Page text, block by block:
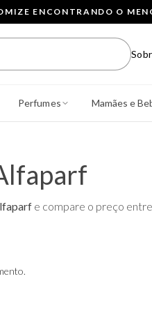
ENCONTRANDO O
Perfumes Mamães e
e compare o preço entre